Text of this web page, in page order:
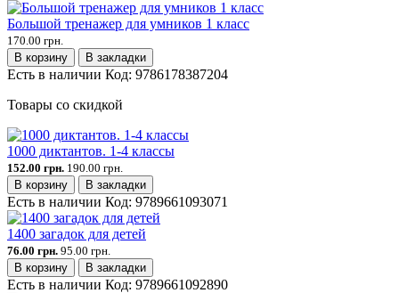
Большой тренажер для умников 1 класс
170.00 грн.
В корзину
В закладки
Есть в наличии Код: 9786178387204
Товары со скидкой
1000 диктантов. 1-4 классы
152.00 грн. 190.00 грн.
В корзину
В закладки
Есть в наличии Код: 9789661093071
1400 загадок для детей
76.00 грн. 95.00 грн.
В корзину
В закладки
Есть в наличии Код: 9789661092890